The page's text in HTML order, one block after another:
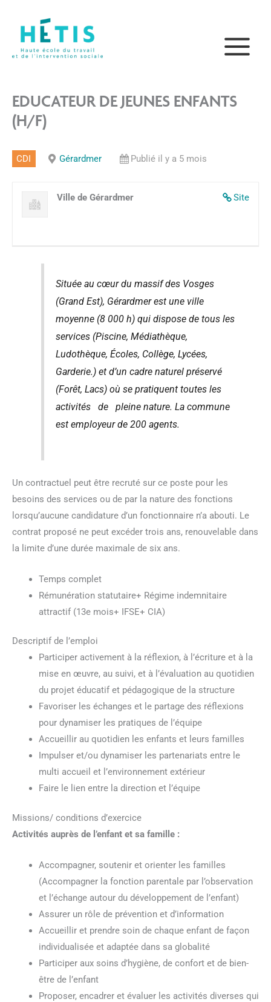
contenu
EDUCATEUR DE JEUNES ENFANTS
(H/F)
CDI Gérardmer Publié il y a 5 mois
Site
Ville de Gérardmer
Située au cœur du massif des Vosges
(Grand Est), Gérardmer est une ville
moyenne (8 000 h) qui dispose de tous les
services (Piscine, Médiathèque,
Ludothèque, Écoles, Collège, Lycées,
Garderie.) et d’un cadre naturel préservé
(Forêt, Lacs) où se pratiquent toutes les
activités de pleine nature. La commune
est employeur de 200 agents.
Un contractuel peut être recruté sur ce poste pour les
besoins des services ou de par la nature des fonctions
lorsqu’aucune candidature d’un fonctionnaire n’a abouti. Le
contrat proposé ne peut excéder trois ans, renouvelable dans
la limite d’une durée maximale de six ans.
Temps complet
Rémunération statutaire+ Régime indemnitaire
attractif (13e mois+ IFSE+ CIA)
Descriptif de l’emploi
Participer activement à la réflexion, à l’écriture et à la
mise en œuvre, au suivi, et à l’évaluation au quotidien
du projet éducatif et pédagogique de la structure
Favoriser les échanges et le partage des réflexions
pour dynamiser les pratiques de l’équipe
Accueillir au quotidien les enfants et leurs familles
Impulser et/ou dynamiser les partenariats entre le
multi accueil et l’environnement extérieur
Faire le lien entre la direction et l’équipe
Missions/ conditions d’exercice
Activités auprès de l’enfant et sa famille :
Accompagner, soutenir et orienter les familles
(Accompagner la fonction parentale par l’observation
et l’échange autour du développement de l’enfant)
Assurer un rôle de prévention et d’information
Accueillir et prendre soin de chaque enfant de façon
individualisée et adaptée dans sa globalité
Participer aux soins d’hygiène, de confort et de bien-
être de l’enfant
Proposer, encadrer et évaluer les activités diverses qui